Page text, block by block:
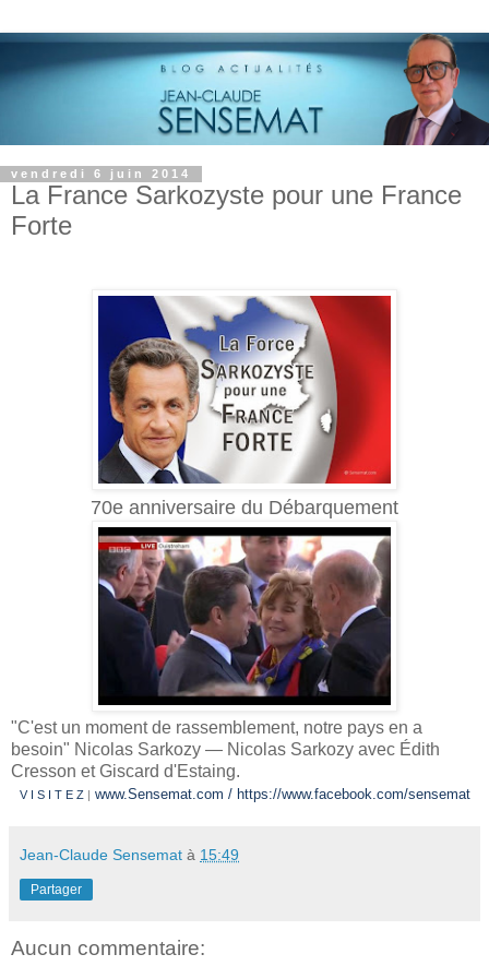
vendredi 6 juin 2014
La France Sarkozyste pour une France
Forte
70e anniversaire du Débarquement
"C'est un moment de rassemblement, notre pays en a
besoin" Nicolas Sarkozy — Nicolas Sarkozy avec Édith
Cresson et Giscard d'Estaing.
V I S I T E Z| www.Sensemat.com / https://www.facebook.com/sensemat
Jean-Claude Sensemat à 15:49
Partager
Aucun commentaire: